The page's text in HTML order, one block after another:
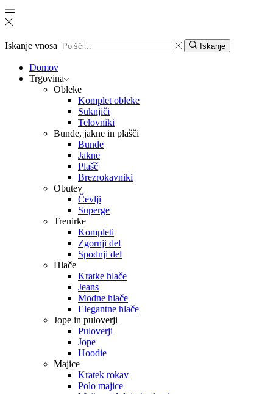
Iskanje vnosa Iskanje
Domov
Trgovina
Obleke
Komplet obleke
Suknjiči
Telovniki
Bunde, jakne in plašči
Bunde
Jakne
Plašč
Brezrokavniki
Obutev
Čevlji
Superge
Trenirke
Kompleti
Zgornji del
Spodnji del
Hlače
Kratke hlače
Jeans
Modne hlače
Elegantne hlače
Jope in puloverji
Puloverji
Jope
Hoodie
Majice
Kratek rokav
Polo majice